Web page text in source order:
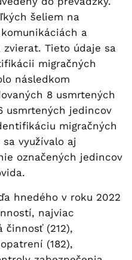
šeliem na
a
Tieto údaje sa
migračných
následkom
8 usmrtených
usmrtených jedincov
migračných
využívalo aj
označených jedincov
hnedého v roku 2022
najviac
činnosť (212),
(182),